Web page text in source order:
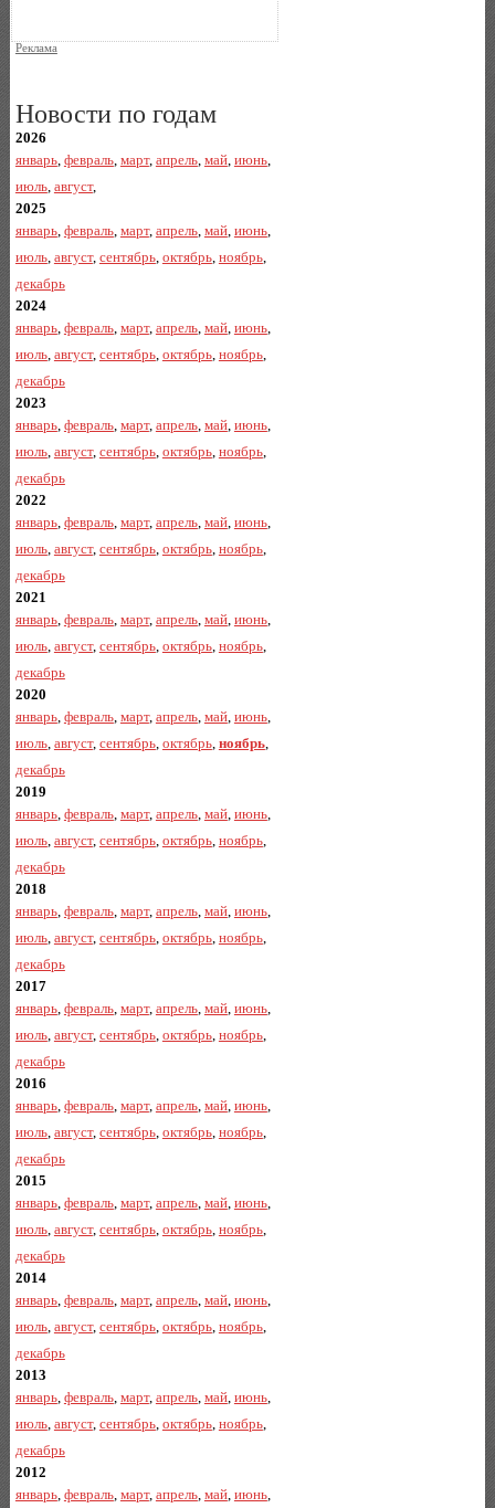
Реклама
Новости по годам
2026
январь, февраль, март, апрель, май, июнь,
июль, август,
2025
январь, февраль, март, апрель, май, июнь,
июль, август, сентябрь, октябрь, ноябрь,
декабрь
2024
январь, февраль, март, апрель, май, июнь,
июль, август, сентябрь, октябрь, ноябрь,
декабрь
2023
январь, февраль, март, апрель, май, июнь,
июль, август, сентябрь, октябрь, ноябрь,
декабрь
2022
январь, февраль, март, апрель, май, июнь,
июль, август, сентябрь, октябрь, ноябрь,
декабрь
2021
январь, февраль, март, апрель, май, июнь,
июль, август, сентябрь, октябрь, ноябрь,
декабрь
2020
январь, февраль, март, апрель, май, июнь,
июль, август, сентябрь, октябрь, ноябрь,
декабрь
2019
январь, февраль, март, апрель, май, июнь,
июль, август, сентябрь, октябрь, ноябрь,
декабрь
2018
январь, февраль, март, апрель, май, июнь,
июль, август, сентябрь, октябрь, ноябрь,
декабрь
2017
январь, февраль, март, апрель, май, июнь,
июль, август, сентябрь, октябрь, ноябрь,
декабрь
2016
январь, февраль, март, апрель, май, июнь,
июль, август, сентябрь, октябрь, ноябрь,
декабрь
2015
январь, февраль, март, апрель, май, июнь,
июль, август, сентябрь, октябрь, ноябрь,
декабрь
2014
январь, февраль, март, апрель, май, июнь,
июль, август, сентябрь, октябрь, ноябрь,
декабрь
2013
январь, февраль, март, апрель, май, июнь,
июль, август, сентябрь, октябрь, ноябрь,
декабрь
2012
январь, февраль, март, апрель, май, июнь,